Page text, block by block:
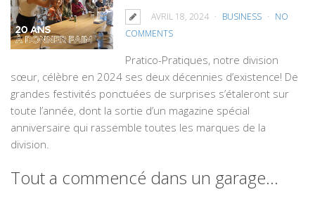
AVRIL 18, 2024 BUSINESS
NO
COMMENTS
Pratico-Pratiques, notre division
sœur, célèbre en 2024 ses deux décennies d’existence! De
grandes festivités ponctuées de surprises s’étaleront sur
toute l’année, dont la sortie d’un magazine spécial
anniversaire qui rassemble toutes les marques de la
division.
Tout a commencé dans un garage…